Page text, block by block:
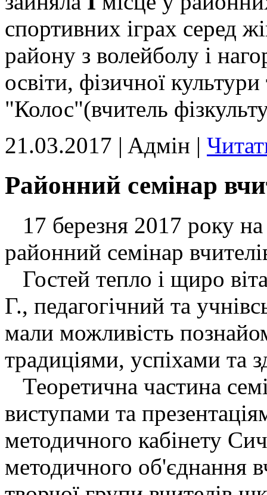
спортивних іграх серед
району з волейболу і
освіти, фізичної
"Колос"(вчитель
21.03.2017 | Aдмін |
Районний семінар
17 березня 2017 року
районний семінар
Гостей тепло і щиро
Г., педагогічний та
мали можливість
традиціями, успіхами та
Теоретична частина
виступами та
методичного кабінету
методичного об'єднання